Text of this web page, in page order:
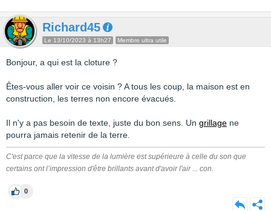
Richard45
Le 13/10/2023 à 13h27 Membre ultra utile
Bonjour, a qui est la cloture ?
Êtes-vous aller voir ce voisin ? A tous les coup, la maison est en
construction, les terres non encore évacués.
Il n'y a pas besoin de texte, juste du bon sens. Un grillage ne
pourra jamais retenir de la terre.
C'est parce que la vitesse de la lumière est supérieure à celle du son que
certains ont l’impression d'être brillants avant d'avoir l'air ... con.
0